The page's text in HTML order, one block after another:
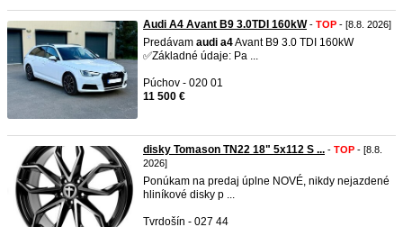
Audi A4 Avant B9 3.0TDI 160kW- TOP - [8.8. 2026]
Predávam audi a4Avant B9 3.0 TDI 160kW
✅Základné údaje: Pa ...
Púchov - 020 01
11 500 €
disky Tomason TN22 18" 5x112 S ... - TOP - [8.8.
2026]
Ponúkam na predaj úplne NOVÉ, nikdy nejazdené
hliníkové disky p ...
Tvrdošín - 027 44